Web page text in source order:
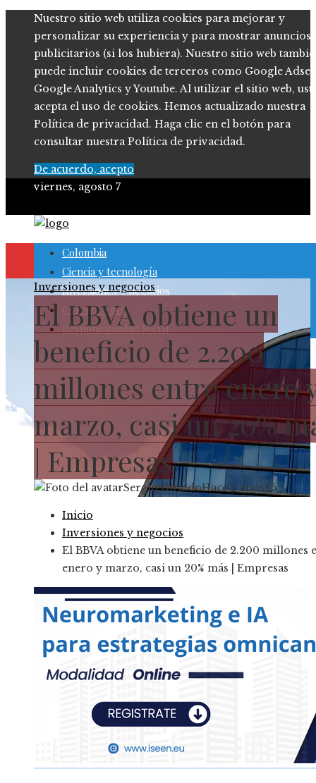
Nuestro sitio web utiliza cookies para mejorar y
personalizar su experiencia y para mostrar anuncios
publicitarios (si los hubiera). Nuestro sitio web
puede incluir cookies de terceros como Google
Google Analytics y Youtube. Al utilizar el sitio web,
acepta el uso de cookies. Hemos actualizado nuestra
Política de privacidad. Haga clic en el botón para
consultar nuestra Política de privacidad.
De acuerdo, acepto
viernes, agosto 7
Colombia
Ciencia y tecnología
Inversiones y negocios
Cultura y ocio
Responsabilidad Social
Inversiones y negocios
El BBVA obtiene un
beneficio de 2.200
millones entre enero
marzo, casi un 20%
| Empresas
Sergio GiraldoHace 2 años85
Inicio
Inversiones y negocios
El BBVA obtiene un beneficio de 2.200 millones
enero y marzo, casi un 20% más | Empresas